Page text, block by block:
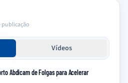
publicação
Vídeos
Abdicam de Folgas para Acelerar